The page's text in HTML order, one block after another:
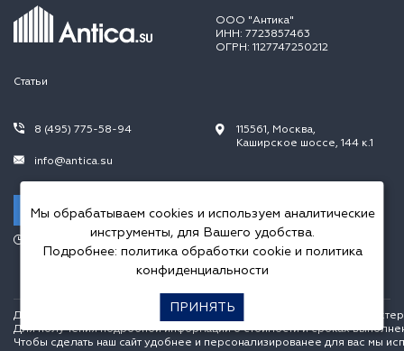
ООО "Антика"
ИНН: 7723857463
ОГРН: 1127747250212
Статьи
8 (495) 775-58-94
info@antica.su
Заказать звонок
115561, Москва,
Каширское шоссе, 144 к.1
Пн.-Пт. 10.00-20.00,
Сб.-Вс. 10.00-18.00
Данный интернет сайт носит исключительно информационный
Для получения подробной информации о стоимости и сроках
Чтобы сделать наш сайт удобнее и персонализированее для вас мы
Мы обрабатываем cookies и используем аналитические
инструменты, для Вашего удобства.
Подробнее: политика обработки cookieи политика
конфиденциальности
ПРИНЯТЬ